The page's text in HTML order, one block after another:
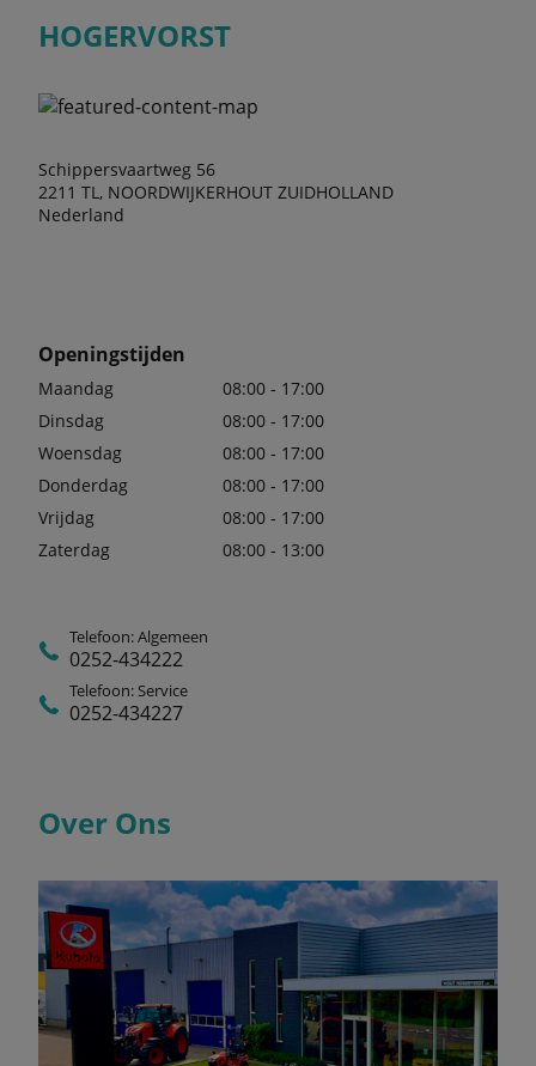
HOGERVORST
Schippersvaartweg 56
2211 TL, NOORDWIJKERHOUT ZUIDHOLLAND
Nederland
Openingstijden
Maandag
08:00 - 17:00
Dinsdag
08:00 - 17:00
Woensdag
08:00 - 17:00
Donderdag
08:00 - 17:00
Vrijdag
08:00 - 17:00
Zaterdag
08:00 - 13:00
Telefoon: Algemeen
0252-434222
Telefoon: Service
0252-434227
Over Ons